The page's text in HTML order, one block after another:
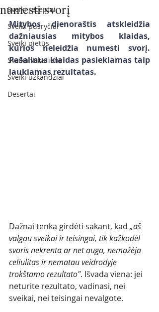
Sveiki receptai
Sveiki pusryčiai
Sveiki pietūs
Sveika vakarienė
Sveiki užkandžiai
Desertai
numesti svorį
Mitybos dienoraštis atskleidžia
dažniausias mitybos klaidas,
kurios neleidžia numesti svorį.
Pašalinus klaidas pasiekiamas taip
laukiamas rezultatas.
Dažnai tenka girdėti sakant, kad „aš
valgau sveikai ir teisingai, tik kažkodėl
svoris nekrenta ar net auga, nemažėja
celiulitas ir nematau veidrodyje
trokštamo rezultato". Išvada viena: jei
neturite rezultato, vadinasi, nei
sveikai, nei teisingai nevalgote.